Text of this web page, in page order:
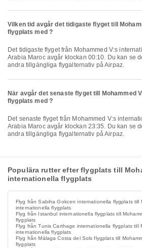
Vilken tid avgår det tidigaste flyget till
flygplats med ?
Det tidigaste flyget från Mohammed V:s internationella flygplats med Air
Arabia Maroc avgår klockan 00:10. Du kan se
andra tillgängliga flygalternativ på Airpaz.
När avgår det senaste flyget till Mohammed
flygplats med ?
Det senaste flyget från Mohammed V:s internationella flygplats med Air
Arabia Maroc avgår klockan 23:35. Du kan se
andra tillgängliga flygalternativ på Airpaz.
Populära rutter efter flygplats till
internationella flygplats
Flyg från Sabiha Gokcen internationella flygplats till
internationella flygplats
Flyg från Istanbul internationella flygplats till
flygplats
Flyg från Tunis Carthage internationella flygplats till
internationella flygplats
Flyg från Málaga Costa del Sols flygplats till
flygplats